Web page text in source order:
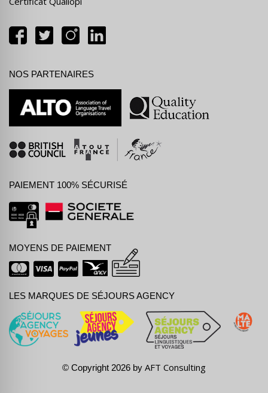
NOS PARTENAIRES
PAIEMENT 100% SÉCURISÉ
MOYENS DE PAIEMENT
LES MARQUES DE SÉJOURS AGENCY
© Copyright 2026 by AFT Consulting